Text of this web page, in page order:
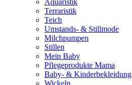
Aquaristik
Terraristik
Teich
Umstands- & Stillmode
Milchpumpen
Stillen
Mein Baby
Pflegeprodukte Mama
Baby- & Kinderbekleidung
Wickeln